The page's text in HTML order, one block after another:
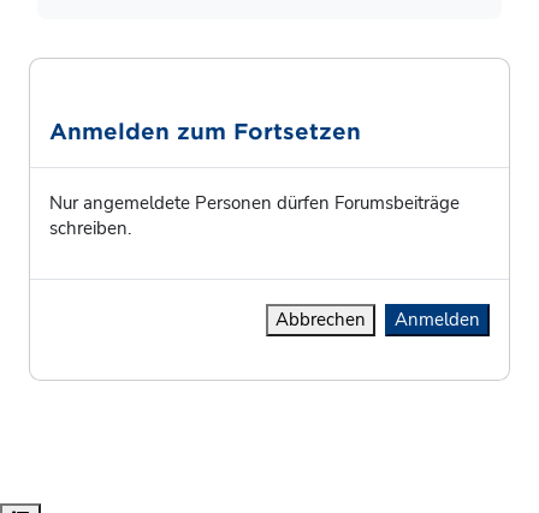
Anmelden zum Fortsetzen
Nur angemeldete Personen dürfen Forumsbeiträge
schreiben.
Abbrechen Anmelden